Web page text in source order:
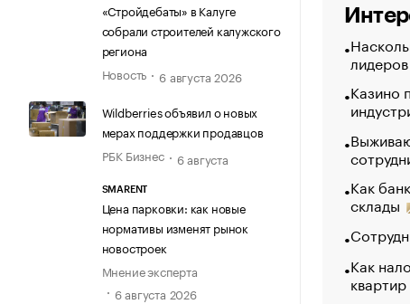
«Стройдебаты» в Калуге
собрали строителей калужского
региона
Новость
6 августа 2026
Wildberries объявил о новых
мерах поддержки продавцов
РБК Бизнес
6 августа
SMARENT
Цена парковки: как новые
нормативы изменят рынок
новостроек
Мнение эксперта
6 августа 2026
лидеров
Казино
Как
склады
Как
квартир